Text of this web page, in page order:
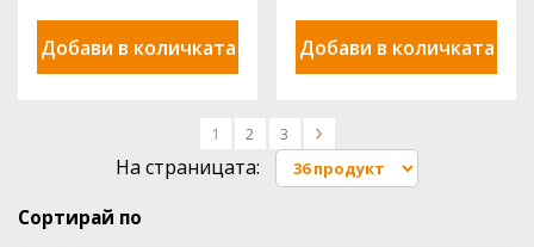
Добави в количката Добави в количката
1 2 3 >
На страницата:
Сортирай по